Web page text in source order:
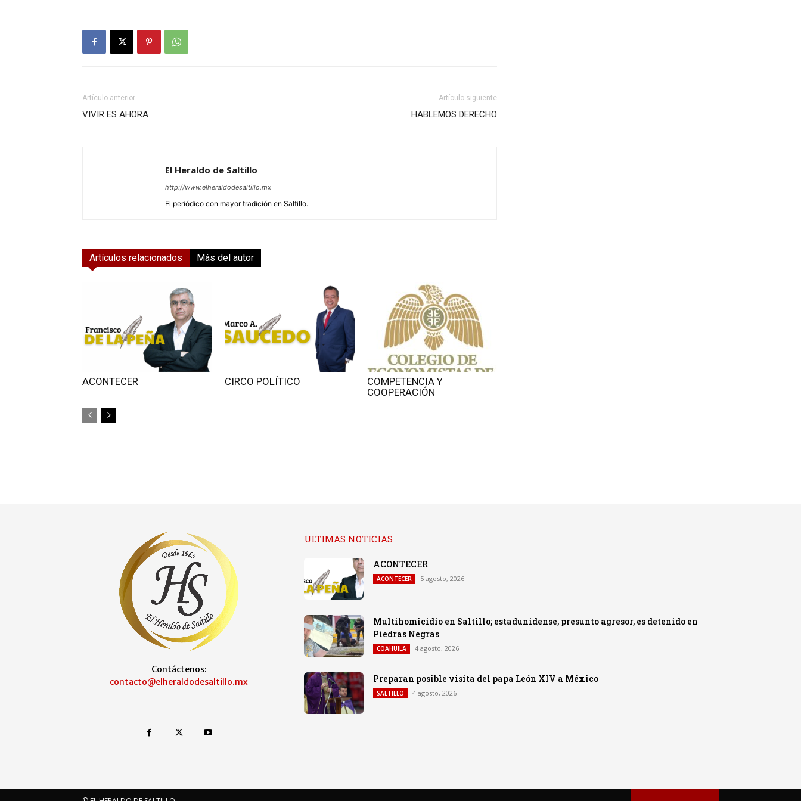
Artículo anterior
VIVIR ES AHORA
Artículo siguiente
HABLEMOS DERECHO
El Heraldo de Saltillo
http://www.elheraldodesaltillo.mx
El periódico con mayor tradición en Saltillo.
Artículos relacionados Más del autor
ACONTECER CIRCO POLÍTICO
COMPETENCIA Y
COOPERACIÓN
Contáctenos:
contacto@elheraldodesaltillo.mx
ULTIMAS NOTICIAS
ACONTECER
ACONTECER 5 agosto, 2026
Multihomicidio en Saltillo; estadunidense, presunto agresor, es detenido en
Piedras Negras
COAHUILA 4 agosto, 2026
Preparan posible visita del papa León XIV a México
SALTILLO 4 agosto, 2026